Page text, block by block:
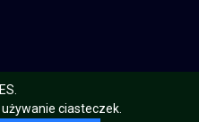
ciasteczek.